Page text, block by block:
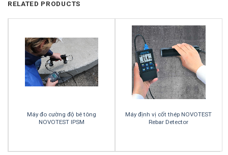
KIM
RELATED PRODUCTS
Máy đo cường độ bê tông
NOVOTEST IPSM
Máy định vị cốt thép NOVOTEST
Rebar Detector